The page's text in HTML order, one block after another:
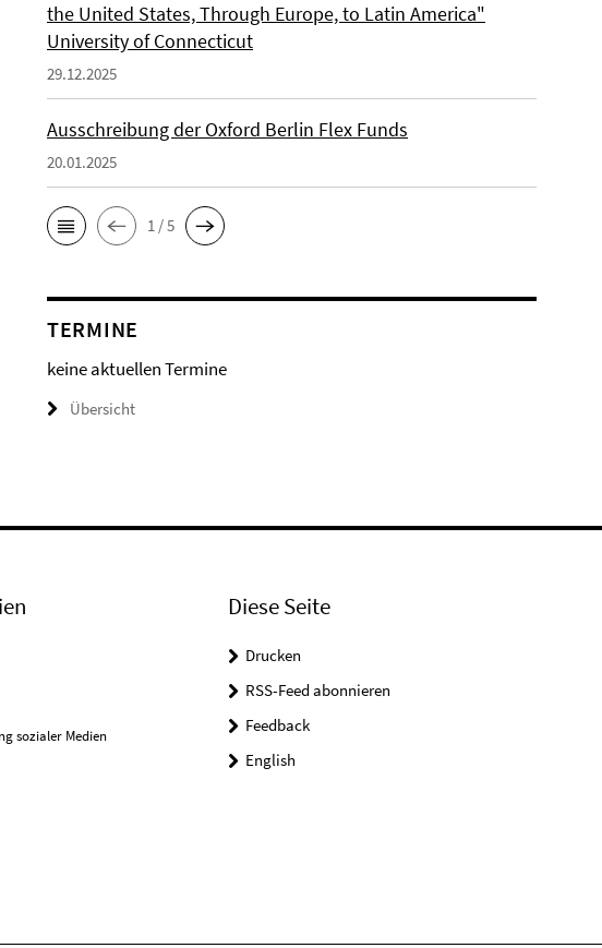
the United States, Through Europe, to Latin America"
University of Connecticut
29.12.2025
Ausschreibung der Oxford Berlin Flex Funds
20.01.2025
1 / 5
TERMINE
keine aktuellen Termine
Übersicht
sozialer Medien
Diese Seite
Drucken
RSS-Feed abonnieren
Feedback
English